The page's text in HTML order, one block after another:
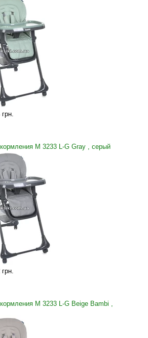
грн.
M 3233 L-G Gray , серый
грн.
M 3233 L-G Beige Bambi ,